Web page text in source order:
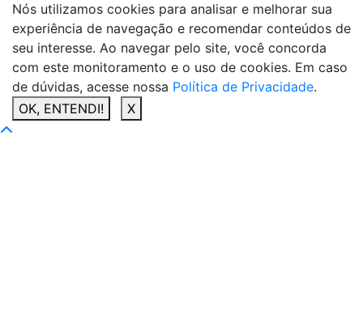
Nós utilizamos cookies para analisar e melhorar sua
experiência de navegação e recomendar conteúdos de
seu interesse. Ao navegar pelo site, você concorda
com este monitoramento e o uso de cookies. Em caso
de dúvidas, acesse nossa Política de Privacidade.
OK, ENTENDI!
X